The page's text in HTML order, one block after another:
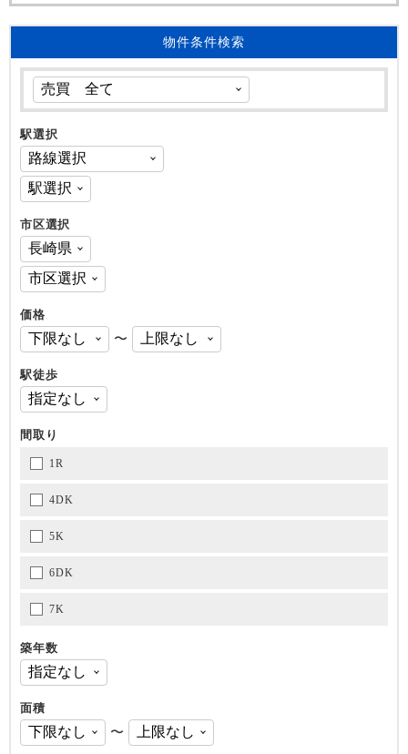
物件条件検索
駅選択
市区選択
価格
〜
駅徒歩
間取り
1R
4DK
5K
6DK
7K
築年数
面積
〜